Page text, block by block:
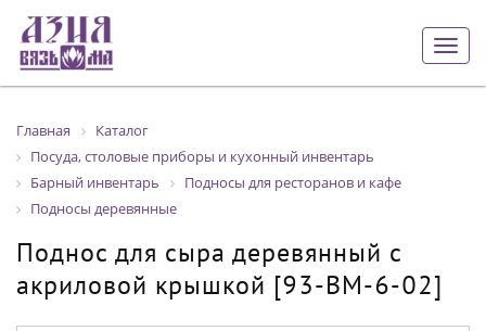
Главная
Каталог
Посуда, столовые приборы и кухонный инвентарь
Барный инвентарь
Подносы для ресторанов и кафе
Подносы деревянные
Поднос для сыра деревянный с
акриловой крышкой [93-BM-6-02]